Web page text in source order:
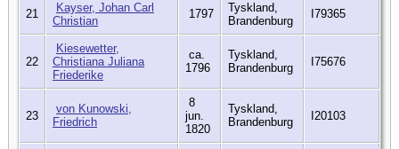
21
Kayser, Johan Carl
Christian
1797
Tyskland,
Brandenburg
I79365
22
Kiesewetter,
Christiana Juliana
Friederike
ca.
1796
Tyskland,
Brandenburg
I75676
23
von Kunowski,
Friedrich
8
jun.
1820
Tyskland,
Brandenburg
I20103